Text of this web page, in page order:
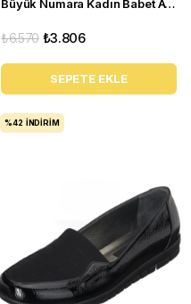
Büyük Numara Kadın Babet Ayakkabı 1146-2 Bordo
₺3.806
₺6.570
SEPETE EKLE
%42 İNDIRIM